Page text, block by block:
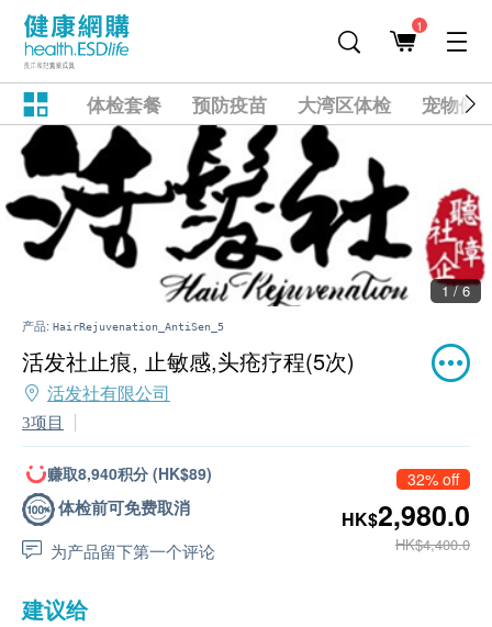
1
体检套餐 预防疫苗 大湾区体检 宠物健
1 / 6
产品: HairRejuvenation_AntiSen_5
活发社止痕, 止敏感,头疮疗程(5次)
活发社有限公司
3项目
赚取8,940积分 (HK$89)
体检前可免费取消
为产品留下第一个评论
32% off
HK$2,980.0
HK$4,400.0
建议给